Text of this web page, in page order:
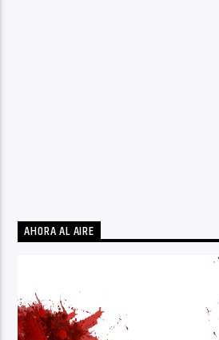
AHORA AL AIRE